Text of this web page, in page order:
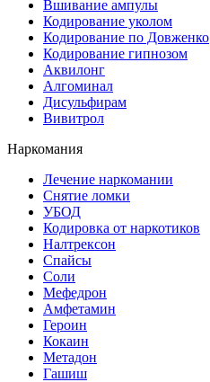
Вшивание ампулы
Кодирование уколом
Кодирование по Довженко
Кодирование гипнозом
Аквилонг
Алгоминал
Дисульфирам
Вивитрол
Наркомания
Лечение наркомании
Снятие ломки
УБОД
Кодировка от наркотиков
Налтрексон
Спайсы
Соли
Мефедрон
Амфетамин
Героин
Кокаин
Метадон
Гашиш